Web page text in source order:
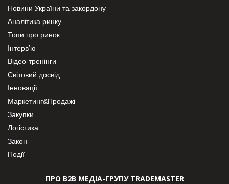
Новини України та закордону
Аналітика ринку
Топи про ринок
Інтерв’ю
Відео-тренінги
Світовий досвід
Інновації
Маркетинг&Продажі
Закупки
Логістика
Закон
Події
ПРО В2В МЕДІА-ГРУПУ TRADEMASTER